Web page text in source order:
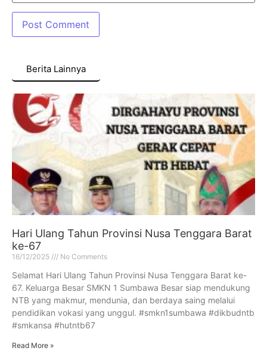
Berita Lainnya
Hari Ulang Tahun Provinsi Nusa Tenggara Barat
ke-67
16/12/2025 No Comments
Selamat Hari Ulang Tahun Provinsi Nusa Tenggara Barat ke-
67. Keluarga Besar SMKN 1 Sumbawa Besar siap mendukung
NTB yang makmur, mendunia, dan berdaya saing melalui
pendidikan vokasi yang unggul. #smkn1sumbawa #dikbudntb
#smkansa #hutntb67
Read More »